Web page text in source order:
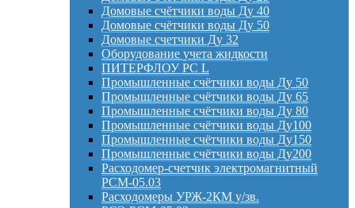
Домовые счётчики воды Ду 40
Домовые счётчики воды Ду 50
Домовые счетчики Ду 32
Оборудование учета жидкости
ПИТЕРФЛОУ РС L
Промышленные счётчики воды Ду 50
Промышленные счётчики воды Ду 65
Промышленные счётчики воды Ду 80
Промышленные счётчики воды Ду100
Промышленные счётчики воды Ду150
Промышленные счётчики воды Ду200
Расходомер-счетчик электромагнитный
РСМ-05.03
Расходомеры УРЖ-2КМ у/зв.